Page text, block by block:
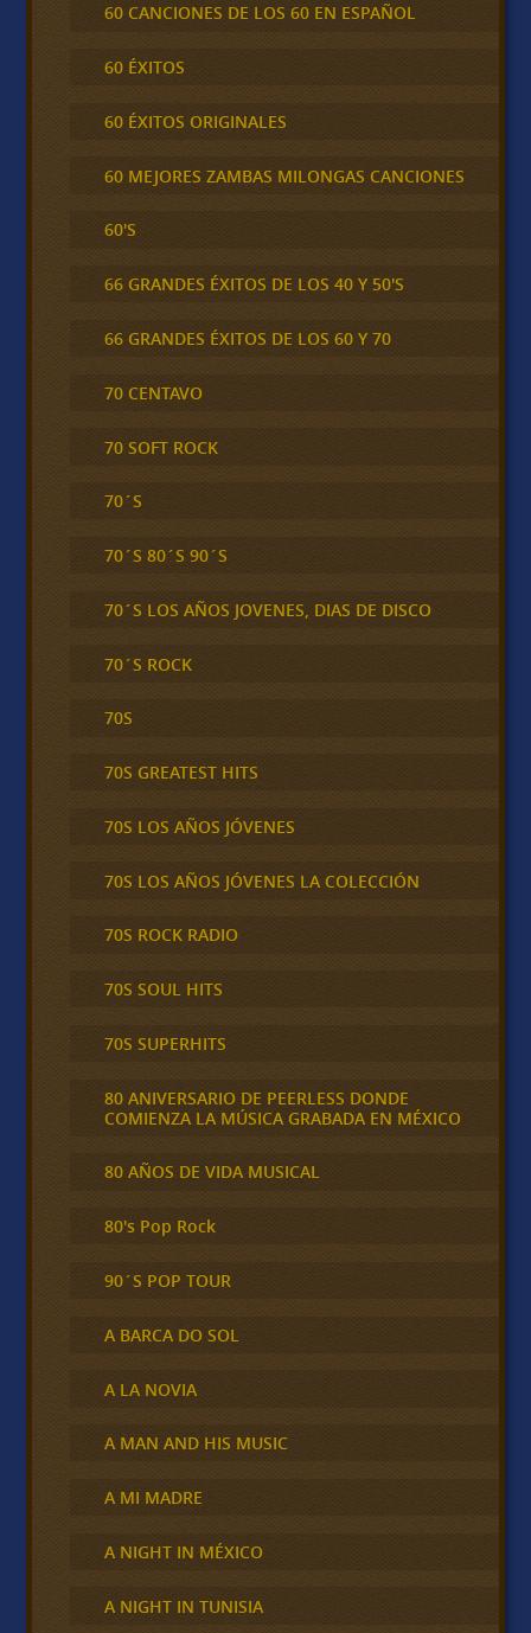
60 CANCIONES DE LOS 60 EN ESPAÑOL
60 ÉXITOS
60 ÉXITOS ORIGINALES
60 MEJORES ZAMBAS MILONGAS CANCIONES
60'S
66 GRANDES ÉXITOS DE LOS 40 Y 50'S
66 GRANDES ÉXITOS DE LOS 60 Y 70
70 CENTAVO
70 SOFT ROCK
70´S
70´S 80´S 90´S
70´S LOS AÑOS JOVENES, DIAS DE DISCO
70´S ROCK
70S
70S GREATEST HITS
70S LOS AÑOS JÓVENES
70S LOS AÑOS JÓVENES LA COLECCIÓN
70S ROCK RADIO
70S SOUL HITS
70S SUPERHITS
80 ANIVERSARIO DE PEERLESS DONDE
COMIENZA LA MÚSICA GRABADA EN MÉXICO
80 AÑOS DE VIDA MUSICAL
80's Pop Rock
90´S POP TOUR
A BARCA DO SOL
A LA NOVIA
A MAN AND HIS MUSIC
A MI MADRE
A NIGHT IN MÉXICO
A NIGHT IN TUNISIA